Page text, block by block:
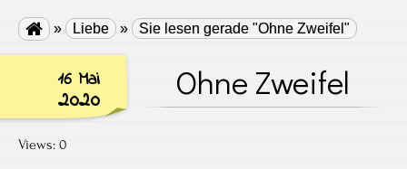
 » Liebe » Sie lesen gerade "Ohne Zweifel"
16 Mai
2020 Ohne Zweifel
Views: 0